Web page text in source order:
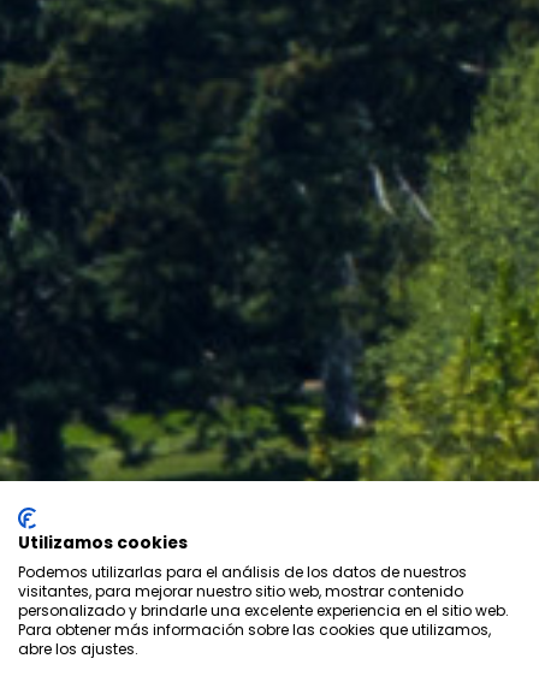
Utilizamos cookies
Podemos utilizarlas para el análisis de los datos de nuestros
visitantes, para mejorar nuestro sitio web, mostrar contenido
personalizado y brindarle una excelente experiencia en el sitio web.
Para obtener más información sobre las cookies que utilizamos,
abre los ajustes.